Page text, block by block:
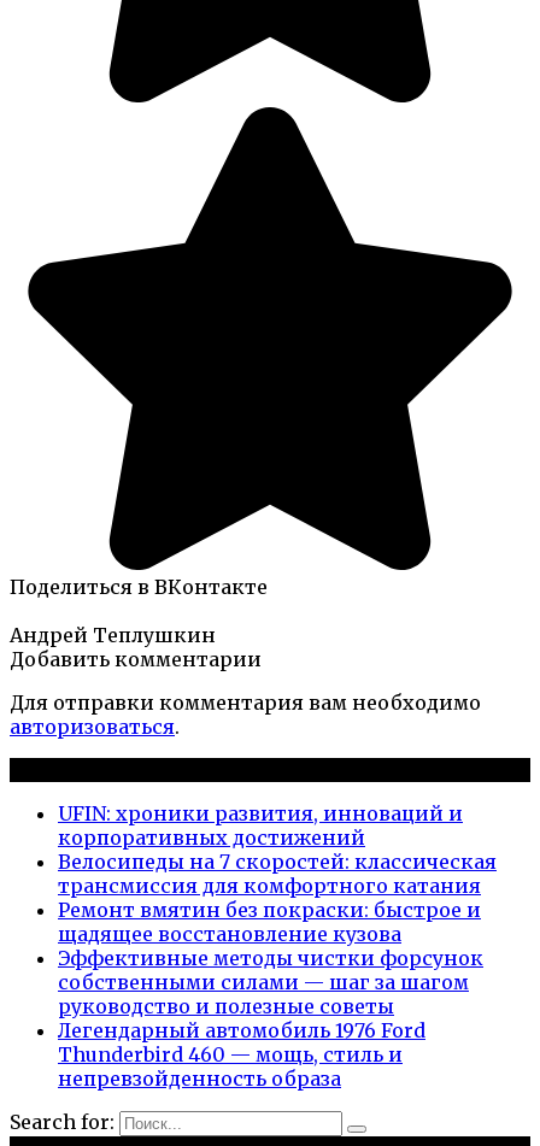
Поделиться в ВКонтакте
Андрей Теплушкин
Добавить комментарии
Для отправки комментария вам необходимо
авторизоваться.
UFIN: хроники развития, инноваций и
корпоративных достижений
Велосипеды на 7 скоростей: классическая
трансмиссия для комфортного катания
Ремонт вмятин без покраски: быстрое и
щадящее восстановление кузова
Эффективные методы чистки форсунок
собственными силами — шаг за шагом
руководство и полезные советы
Легендарный автомобиль 1976 Ford
Thunderbird 460 — мощь, стиль и
непревзойденность образа
Search for: